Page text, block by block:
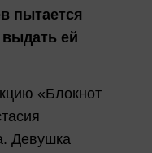
пытается
ей
«Блокнот
Девушка